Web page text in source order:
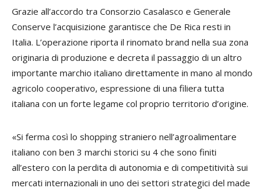
Grazie all’accordo tra Consorzio Casalasco e Generale
Conserve l’acquisizione garantisce che De Rica resti in
Italia. L’operazione riporta il rinomato brand nella sua zona
originaria di produzione e decreta il passaggio di un altro
importante marchio italiano direttamente in mano al mondo
agricolo cooperativo, espressione di una filiera tutta
italiana con un forte legame col proprio territorio d’origine.
«Si ferma così lo shopping straniero nell’agroalimentare
italiano con ben 3 marchi storici su 4 che sono finiti
all’estero con la perdita di autonomia e di competitività sui
mercati internazionali in uno dei settori strategici del made